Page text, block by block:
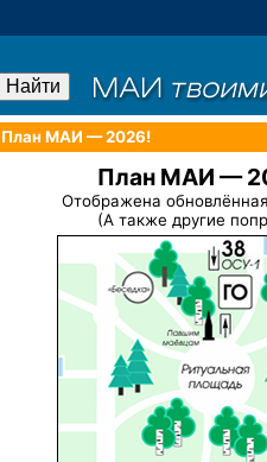
План МАИ — 2026!
План МАИ —
Отображена обновлённая
(А также другие